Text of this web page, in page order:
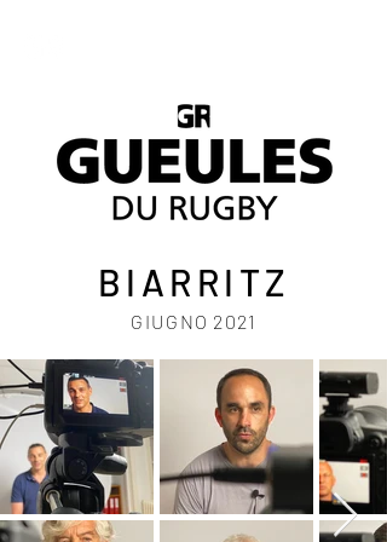
BIARRITZ
GIUGNO 2021